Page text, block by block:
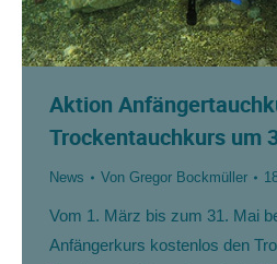
Aktion
Trockentauchkurs um
News Von Gregor Bockmüller
Vom 1. März bis zum 31. Mai
Anfängerkurs kostenlos den